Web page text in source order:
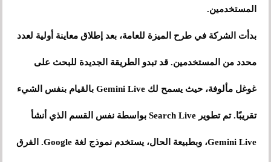
المستخدمين.
بدأت الشركة في طرح الميزة للعامة، بعد إطلاق معاينة أولية لعدد
محدد من المستخدمين. قد تبدو الطريقة الجديدة للبحث على
غوغل مألوفة، حيث يسمح لك Gemini Live بالقيام بنفس الشيء
تقريبًا. تم تطوير Search Live بواسطة نفس القسم الذي أنشأ
Gemini Live، وبطبيعة الحال، يستخدم نموذج لغة Google. الفرق